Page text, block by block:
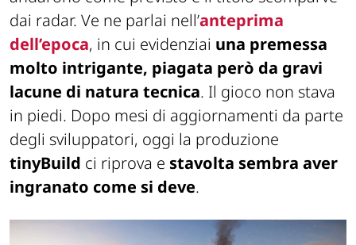
dai radar. Ve ne parlai nell’anteprima
dell’epoca, in cui evidenziai una premessa
molto intrigante, piagata però da gravi
lacune di natura tecnica. Il gioco non stava
in piedi. Dopo mesi di aggiornamenti da parte
degli sviluppatori, oggi la produzione
tinyBuild ci riprova e stavolta sembra aver
ingranato come si deve.